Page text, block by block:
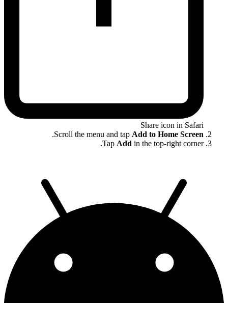
Share icon in Safari
Scroll the menu and tap Add to Home Screen
.
Tap Add in the top-right corner.